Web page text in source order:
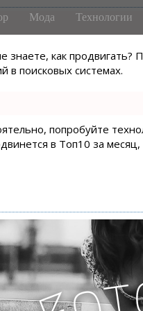
знаете, как
в поисковых системах.
попробуйте
в Топ10 за месяц,
Мода Технологии